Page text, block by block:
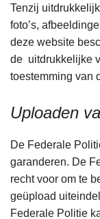
Tenzij
foto’s,
deze website
de uitdrukkelijke
toestemming van
Uploaden
De Federale
garanderen. De
recht voor om te
geüpload
Federale Politie